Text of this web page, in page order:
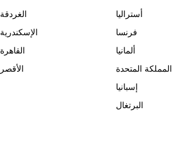
الغردقة
الإسكندرية
القاهرة
الأقصر
أستراليا
فرنسا
ألمانيا
المملكة المتحدة
إسبانيا
البرتغال